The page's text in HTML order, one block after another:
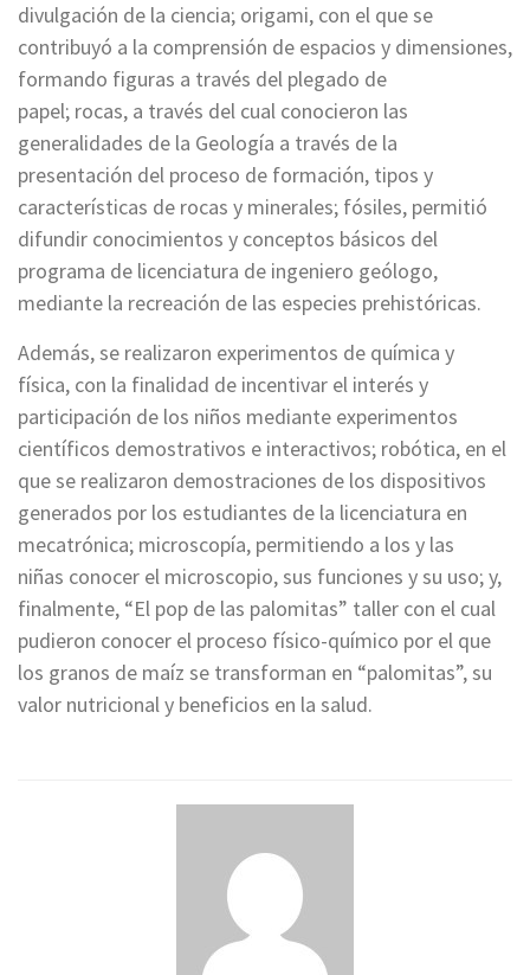
divulgación de la ciencia; origami, con el que se
contribuyó a la comprensión de espacios y dimensiones,
formando figuras a través del plegado de
papel; rocas, a través del cual conocieron las
generalidades de la Geología a través de la
presentación del proceso de formación, tipos y
características de rocas y minerales; fósiles, permitió
difundir conocimientos y conceptos básicos del
programa de licenciatura de ingeniero geólogo,
mediante la recreación de las especies prehistóricas.
Además, se realizaron experimentos de química y
física, con la finalidad de incentivar el interés y
participación de los niños mediante experimentos
científicos demostrativos e interactivos; robótica, en el
que se realizaron demostraciones de los dispositivos
generados por los estudiantes de la licenciatura en
mecatrónica; microscopía, permitiendo a los y las
niñas conocer el microscopio, sus funciones y su uso; y,
finalmente, “El pop de las palomitas” taller con el cual
pudieron conocer el proceso físico-químico por el que
los granos de maíz se transforman en “palomitas”, su
valor nutricional y beneficios en la salud.